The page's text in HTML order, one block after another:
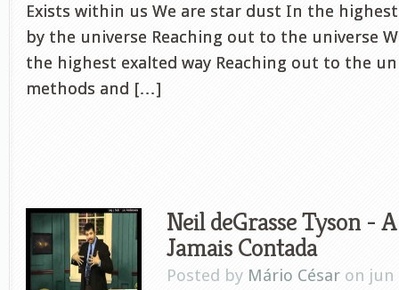
Exists within us We are star dust In the highest
by the universe Reaching out to the universe
the highest exalted way Reaching out to the
methods and […]
Neil deGrasse Tyson -
Jamais Contada
Posted by Mário César on jun